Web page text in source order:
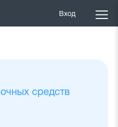
Вход
средств